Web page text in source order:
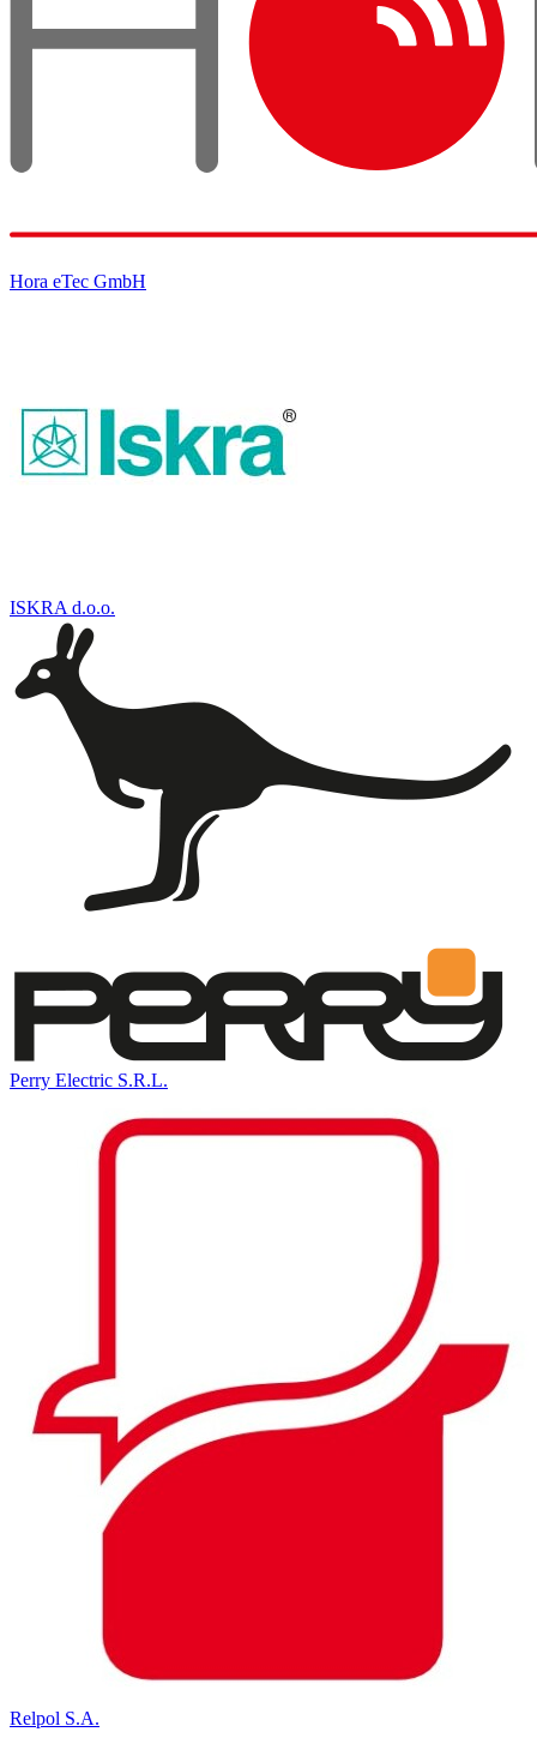
Hora eTec GmbH
ISKRA d.o.o.
Perry Electric S.R.L.
Relpol S.A.